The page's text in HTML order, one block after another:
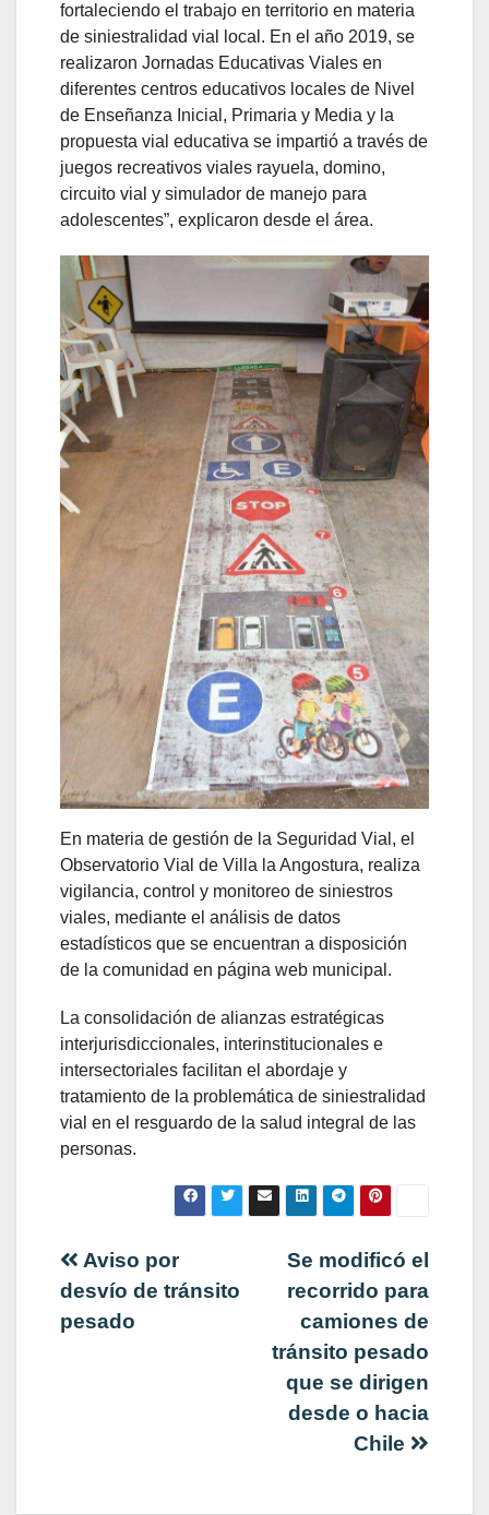
fortaleciendo el trabajo en territorio en materia
de siniestralidad vial local. En el año 2019, se
realizaron Jornadas Educativas Viales en
diferentes centros educativos locales de Nivel
de Enseñanza Inicial, Primaria y Media y la
propuesta vial educativa se impartió a través de
juegos recreativos viales rayuela, domino,
circuito vial y simulador de manejo para
adolescentes”, explicaron desde el área.
En materia de gestión de la Seguridad Vial, el
Observatorio Vial de Villa la Angostura, realiza
vigilancia, control y monitoreo de siniestros
viales, mediante el análisis de datos
estadísticos que se encuentran a disposición
de la comunidad en página web municipal.
La consolidación de alianzas estratégicas
interjurisdiccionales, interinstitucionales e
intersectoriales facilitan el abordaje y
tratamiento de la problemática de siniestralidad
vial en el resguardo de la salud integral de las
personas.
Navegación
de
Se modificó el
recorrido para
camiones de
tránsito pesado
que se dirigen
desde o hacia
Chile
Aviso por
desvío de tránsito
pesado